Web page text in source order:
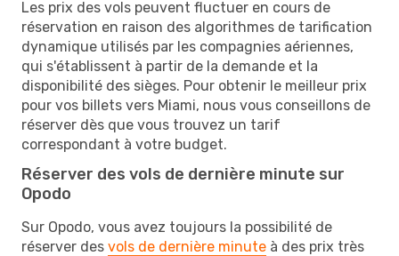
Les prix des vols peuvent fluctuer en cours de
réservation en raison des algorithmes de tarification
dynamique utilisés par les compagnies aériennes,
qui s'établissent à partir de la demande et la
disponibilité des sièges. Pour obtenir le meilleur prix
pour vos billets vers Miami, nous vous conseillons de
réserver dès que vous trouvez un tarif
correspondant à votre budget.
Réserver des vols de dernière minute sur
Opodo
Sur Opodo, vous avez toujours la possibilité de
réserver des vols de dernière minute à des prix très